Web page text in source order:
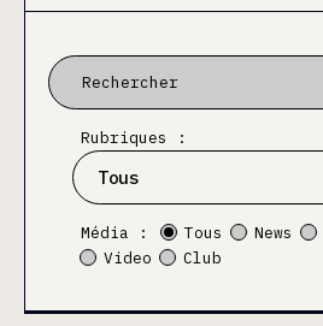
Rubriques :
Média : Tous News
Video
Club